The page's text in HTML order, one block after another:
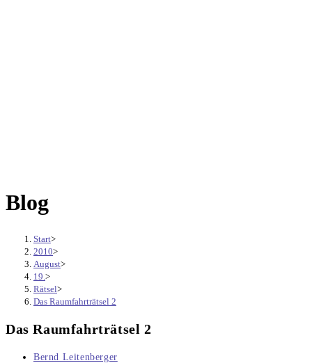
Blog
Start>
2010>
August>
19. >
Rätsel>
Das Raumfahrträtsel 2
Das Raumfahrträtsel 2
Beitrags-
Bernd Leitenberger